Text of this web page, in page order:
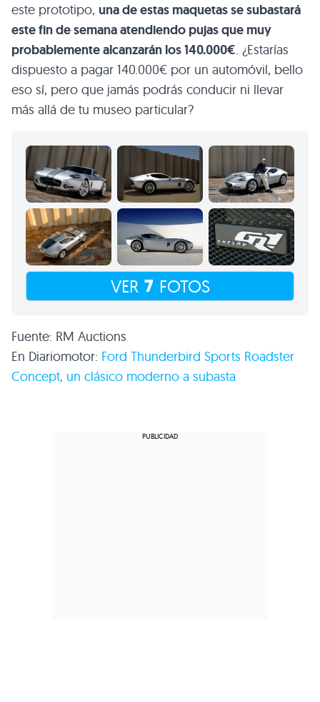
este prototipo, una de estas maquetas se subastará
este fin de semana atendiendo pujas que muy
probablemente alcanzarán los 140.000€. ¿Estarías
dispuesto a pagar 140.000€ por un automóvil, bello
eso sí, pero que jamás podrás conducir ni llevar
más allá de tu museo particular?
VER 7 FOTOS
Fuente: RM Auctions
En Diariomotor: Ford Thunderbird Sports Roadster
Concept, un clásico moderno a subasta